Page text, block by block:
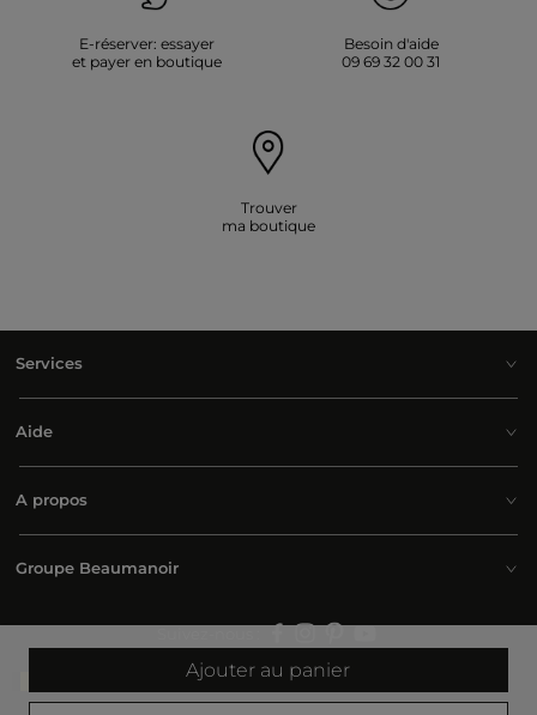
Ajouter au panier
E-réserver: essayer
et payer en boutique
Besoin d'aide
09 69 32 00 31
Trouver
ma boutique
Services
Aide
A propos
Groupe Beaumanoir